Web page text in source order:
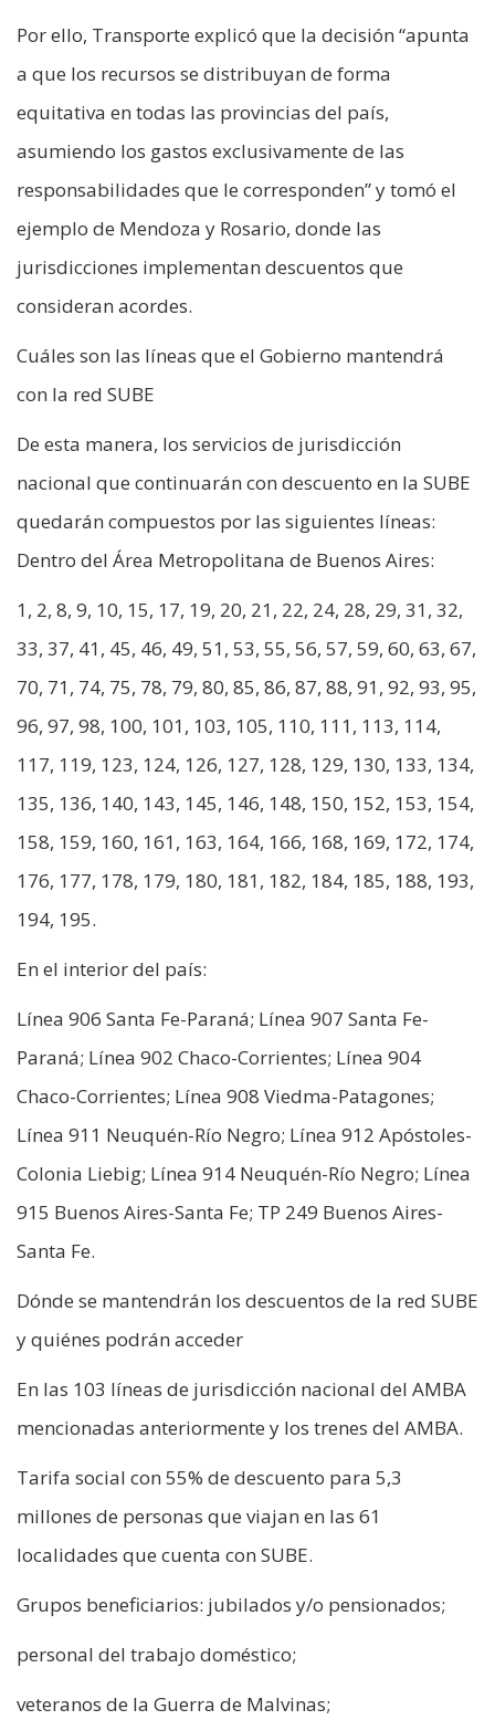
Por ello, Transporte explicó que la decisión “apunta
a que los recursos se distribuyan de forma
equitativa en todas las provincias del país,
asumiendo los gastos exclusivamente de las
responsabilidades que le corresponden” y tomó el
ejemplo de Mendoza y Rosario, donde las
jurisdicciones implementan descuentos que
consideran acordes.
Cuáles son las líneas que el Gobierno mantendrá
con la red SUBE
De esta manera, los servicios de jurisdicción
nacional que continuarán con descuento en la SUBE
quedarán compuestos por las siguientes líneas:
Dentro del Área Metropolitana de Buenos Aires:
1, 2, 8, 9, 10, 15, 17, 19, 20, 21, 22, 24, 28, 29, 31, 32,
33, 37, 41, 45, 46, 49, 51, 53, 55, 56, 57, 59, 60, 63, 67,
70, 71, 74, 75, 78, 79, 80, 85, 86, 87, 88, 91, 92, 93, 95,
96, 97, 98, 100, 101, 103, 105, 110, 111, 113, 114,
117, 119, 123, 124, 126, 127, 128, 129, 130, 133, 134,
135, 136, 140, 143, 145, 146, 148, 150, 152, 153, 154,
158, 159, 160, 161, 163, 164, 166, 168, 169, 172, 174,
176, 177, 178, 179, 180, 181, 182, 184, 185, 188, 193,
194, 195.
En el interior del país:
Línea 906 Santa Fe-Paraná; Línea 907 Santa Fe-
Paraná; Línea 902 Chaco-Corrientes; Línea 904
Chaco-Corrientes; Línea 908 Viedma-Patagones;
Línea 911 Neuquén-Río Negro; Línea 912 Apóstoles-
Colonia Liebig; Línea 914 Neuquén-Río Negro; Línea
915 Buenos Aires-Santa Fe; TP 249 Buenos Aires-
Santa Fe.
Dónde se mantendrán los descuentos de la red SUBE
y quiénes podrán acceder
En las 103 líneas de jurisdicción nacional del AMBA
mencionadas anteriormente y los trenes del AMBA.
Tarifa social con 55% de descuento para 5,3
millones de personas que viajan en las 61
localidades que cuenta con SUBE.
Grupos beneficiarios: jubilados y/o pensionados;
personal del trabajo doméstico;
veteranos de la Guerra de Malvinas;